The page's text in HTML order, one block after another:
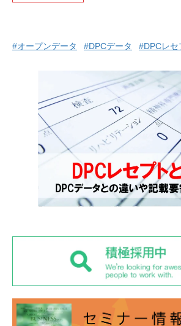
#オープンデータ #DPCデータ #DPCレセ